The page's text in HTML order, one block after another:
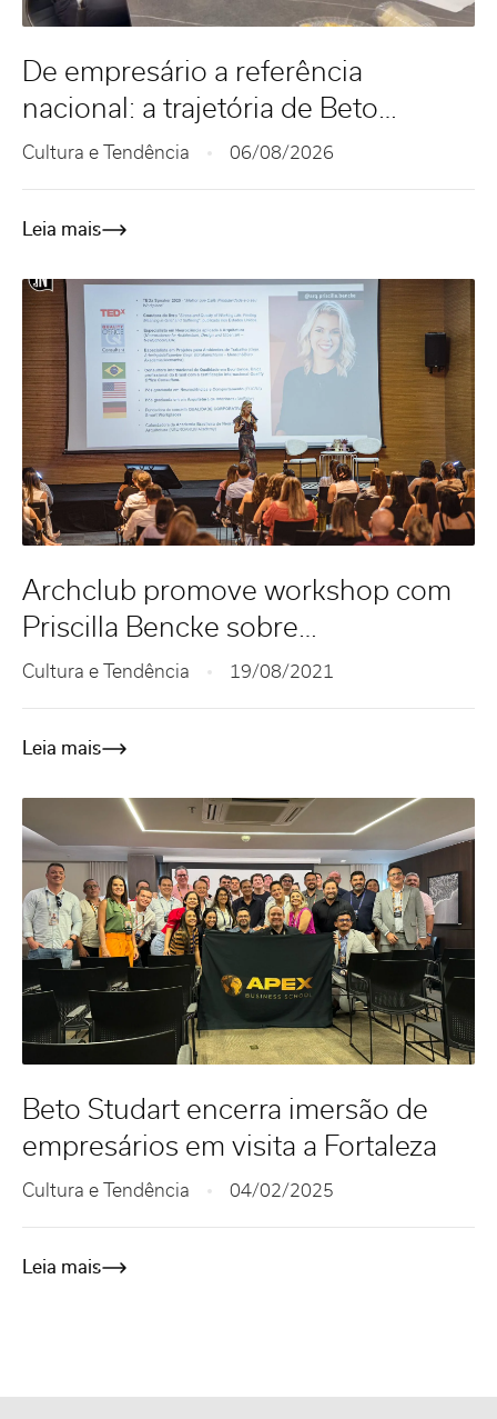
De empresário a referência
nacional: a trajetória de Beto
Studart
Cultura e Tendência 06/08/2026
Leia mais
Archclub promove workshop com
Priscilla Bencke sobre
neuroarquitetura
Cultura e Tendência 19/08/2021
Leia mais
Beto Studart encerra imersão de
empresários em visita a Fortaleza
Cultura e Tendência 04/02/2025
Leia mais